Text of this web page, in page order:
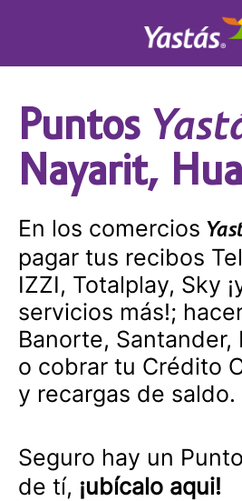
Puntos
Nayarit,
En los comercios
pagar tus recibos
IZZI, Totalplay, Sky
servicios más!;
Banorte, Santander,
o cobrar tu Crédito
y recargas de saldo.
Seguro hay un Punto
de tí, ¡ubícalo aqui!